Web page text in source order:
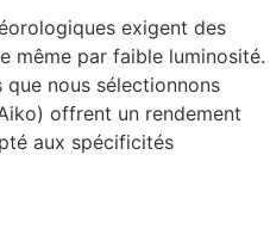
exigent des
même par faible luminosité.
nous sélectionnons
offrent un rendement
aux spécificités